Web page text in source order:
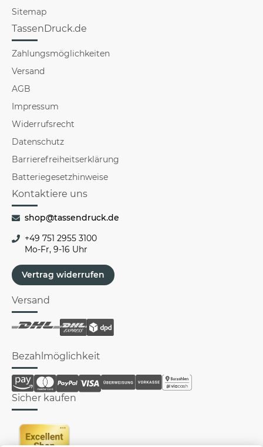
Sitemap
TassenDruck.de
Zahlungsmöglichkeiten
Versand
AGB
Impressum
Widerrufsrecht
Datenschutz
Barrierefreiheitserklärung
Batteriegesetzhinweise
Kontaktiere uns
shop@tassendruck.de
+49 751 2955 3100
Mo-Fr, 9-16 Uhr
Vertrag widerrufen
Versand
Bezahlmöglichkeit
Sicher kaufen